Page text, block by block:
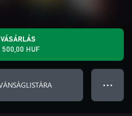
VÁSÁRLÁS
500,00 HUF
● ● ●